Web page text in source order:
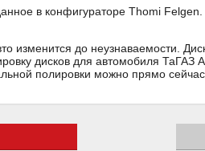
в конфигураторе Thomi
изменится до неузнаваемости.
дисков для автомобиля
полировки можно прямо